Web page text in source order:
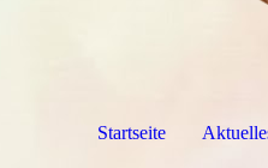
Startseite